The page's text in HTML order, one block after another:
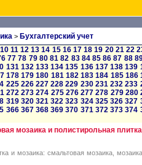
> Бухгалтерский учет
10 11 12 13 14 15 16 17 18 19 20 21 22
77 78 79 80 81 82 83 84 85 86 87 88
131 132 133 134 135 136 137 138 139
178 179 180 181 182 183 184 185 186
225 226 227 228 229 230 231 232 233
272 273 274 275 276 277 278 279 280
319 320 321 322 323 324 325 326 327
366 367 368 369 370 371 372 373 374
мозаика и полистирольная
и мозаика: смальтовая мозаика,